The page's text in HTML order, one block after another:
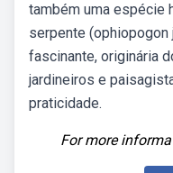
também uma espécie
serpente (ophiopogon
fascinante, originária
jardineiros e
praticidade.
For more